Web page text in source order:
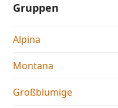
Gruppen
Alpina
Montana
Großblumige